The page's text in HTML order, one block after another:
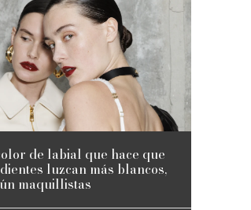
de labial que hace que
luzcan más blancos,
maquillistas